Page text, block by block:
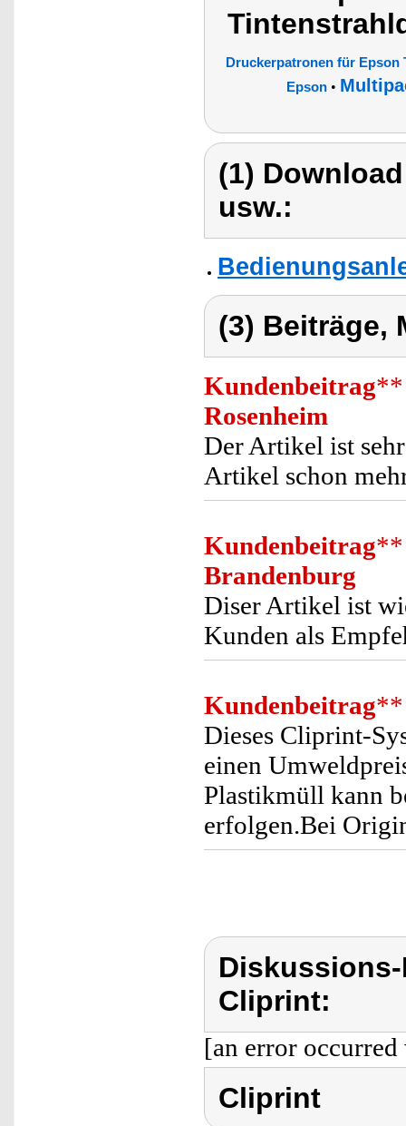
Druckerpatronen für
Epson •
(1)
usw.:
(3) Beiträge,
Kundenbeitrag**
Rosenheim
Der Artikel ist
Artikel schon
Kundenbeitrag**
Brandenburg
Diser Artikel ist
Kunden als
Kundenbeitrag**
Dieses Cliprint-
einen
Plastikmüll kann
erfolgen.Bei
Cliprint:
[an error
Cliprint